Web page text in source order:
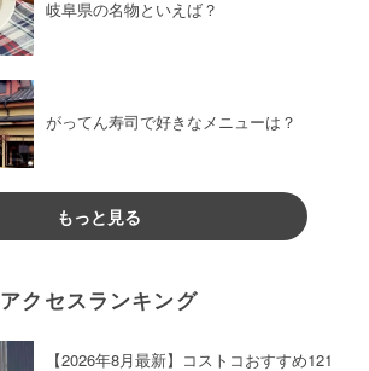
岐阜県の名物といえば？
がってん寿司で好きなメニューは？
もっと見る
アクセスランキング
【2026年8月最新】コストコおすすめ121